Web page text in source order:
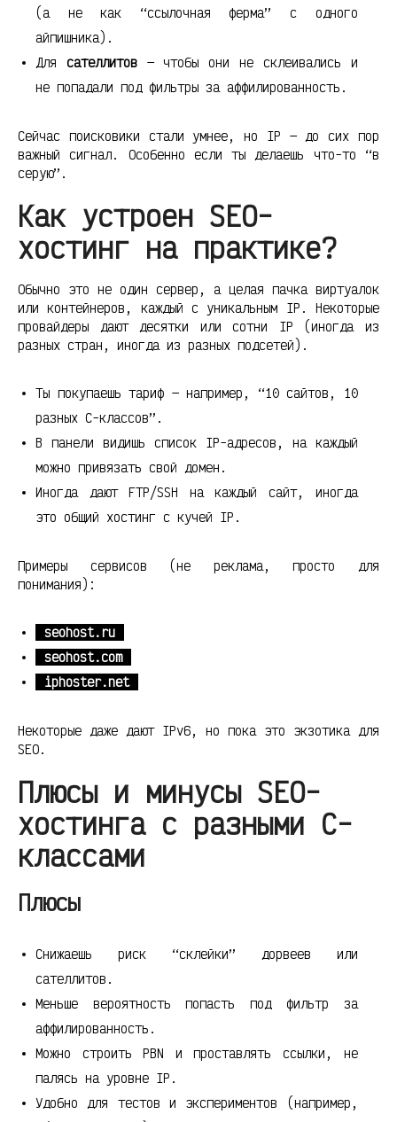
(а не как “ссылочная ферма” с одного
айпишника).
Для сателлитов— чтобы они не склеивались и
не попадали под фильтры за аффилированность.
Сейчас поисковики стали умнее, но IP — до сих пор
важный сигнал. Особенно если ты делаешь что-то “в
серую”.
Как устроен SEO-
хостинг на практике?
Обычно это не один сервер, а целая пачка виртуалок
или контейнеров, каждый с уникальным IP. Некоторые
провайдеры дают десятки или сотни IP (иногда из
разных стран, иногда из разных подсетей).
Ты покупаешь тариф — например, “10 сайтов, 10
разных C-классов”.
В панели видишь список IP-адресов, на каждый
можно привязать свой домен.
Иногда дают FTP/SSH на каждый сайт, иногда
это общий хостинг с кучей IP.
Примеры сервисов (не реклама, просто для
понимания):
seohost.ru
seohost.com
iphoster.net
Некоторые даже дают IPv6, но пока это экзотика для
SEO.
Плюсы и минусы SEO-
хостинга с разными C-
классами
Плюсы
Снижаешь риск “склейки” дорвеев или
сателлитов.
Меньше вероятность попасть под фильтр за
аффилированность.
Можно строить PBN и проставлять ссылки, не
палясь на уровне IP.
Удобно для тестов и экспериментов (например,